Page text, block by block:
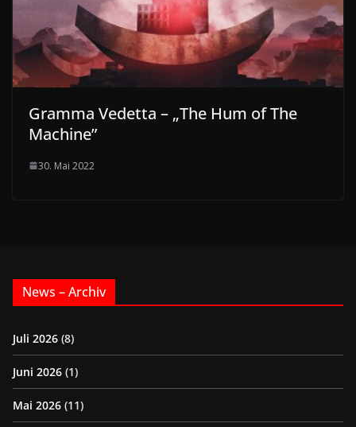
Gramma Vedetta – „The Hum of The
Machine”
30. Mai 2022
News – Archiv
Juli 2026 (8)
Juni 2026 (1)
Mai 2026 (11)